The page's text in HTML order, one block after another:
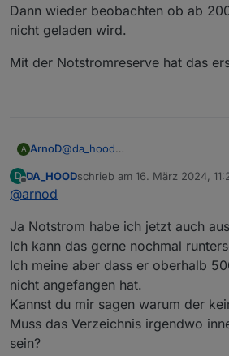
Dann wieder beobachten ob ab
nicht geladen wird.
Mit der Notstromreserve hat das
A ArnoD@da_hood
sondern eins nach dem anderen.
Nach deinem Screenshot wurde
verwendet, das kann Morgen
Einstellung sein.
Dann wieder beobachten ob ab
nicht geladen wird.
Mit der Notstromreserve hat das
D
Offline
DA_HOODschrieb am 16. März 2024,
zuletzt editiert von
@arnod
Ja Notstrom habe ich jetzt auch
Ich kann das gerne nochmal
Ich meine aber dass er oberhalb
nicht angefangen hat.
Kannst du mir sagen warum der
Muss das Verzeichnis irgendwo
sein?